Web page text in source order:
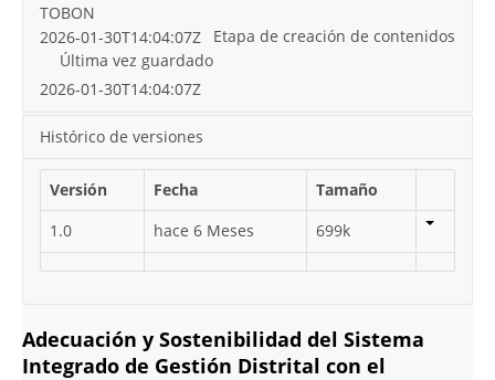
TOBON
Etapa de creación de contenidos
2026-01-30T14:04:07Z
Última vez guardado
2026-01-30T14:04:07Z
Histórico de versiones
Versión Fecha
Tamaño
1.0
hace 6 Meses 699k
Adecuación y Sostenibilidad del Sistema
Integrado de Gestión Distrital con el